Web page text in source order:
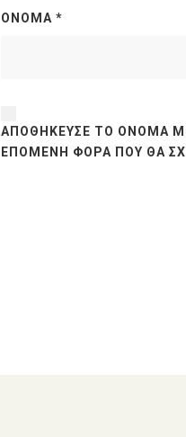
ΌΝΟΜΑ *
ΑΠΟΘΉΚΕΥΣΕ ΤΟ ΌΝΟΜΆ
ΕΠΌΜΕΝΗ ΦΟΡΆ ΠΟΥ ΘΑ